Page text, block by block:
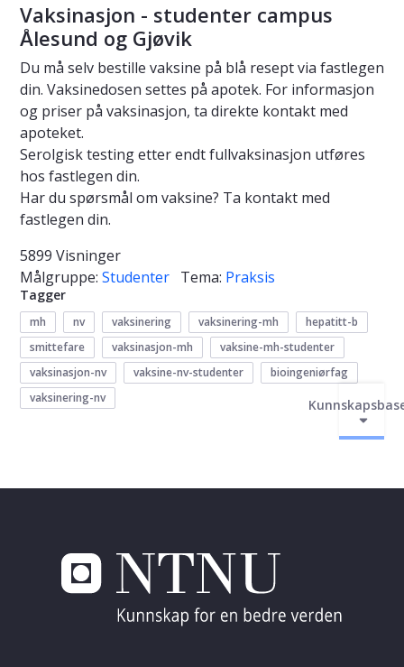
Vaksinasjon - studenter campus
Ålesund og Gjøvik
Du må selv bestille vaksine på blå resept via fastlegen
din. Vaksinedosen settes på apotek. For informasjon
og priser på vaksinasjon, ta direkte kontakt med
apoteket.
Serolgisk testing etter endt fullvaksinasjon utføres
hos fastlegen din.
Har du spørsmål om vaksine? Ta kontakt med
fastlegen din.
5899 Visninger
Målgruppe: Studenter Tema: Praksis
Tagger
mh nv vaksinering vaksinering-mh
hepatitt-b
smittefare
vaksinasjon-mh
vaksine-mh-studenter
vaksinasjon-nv
vaksine-nv-studenter
bioingeniørfag
vaksinering-nv